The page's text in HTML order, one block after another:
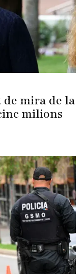
de mira de la
milions